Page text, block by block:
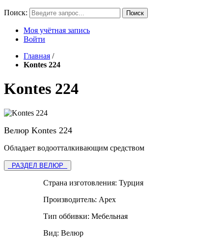
Поиск: Поиск
Моя учётная запись
Войти
Главная /
Kontes 224
Kontes 224
Велюр Kontes 224
Обладает водоотталкивающим средством
РАЗДЕЛ ВЕЛЮР
Страна изготовления: Турция
Производитель: Apex
Тип оббивки: Мебельная
Вид: Велюр